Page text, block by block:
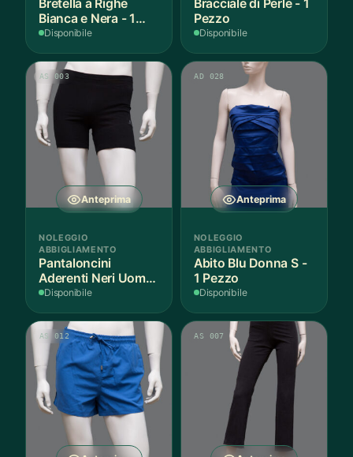
Bretella a Righe
Bianca e Nera - 1
Pezzo
Disponibile
Bracciale di Perle - 1
Pezzo
Disponibile
Anteprima
AS 003
NOLEGGIO
ABBIGLIAMENTO
Pantaloncini
Aderenti Neri Uomo
S - 2 Paia
Disponibile
Anteprima
AD 028
NOLEGGIO
ABBIGLIAMENTO
Abito Blu Donna S -
1 Pezzo
Disponibile
AS 012 AS 007